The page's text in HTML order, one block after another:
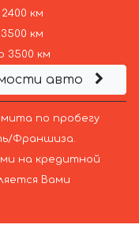
км
км
3500 км
авто
по пробегу
Франшиза.
на кредитной
Вами